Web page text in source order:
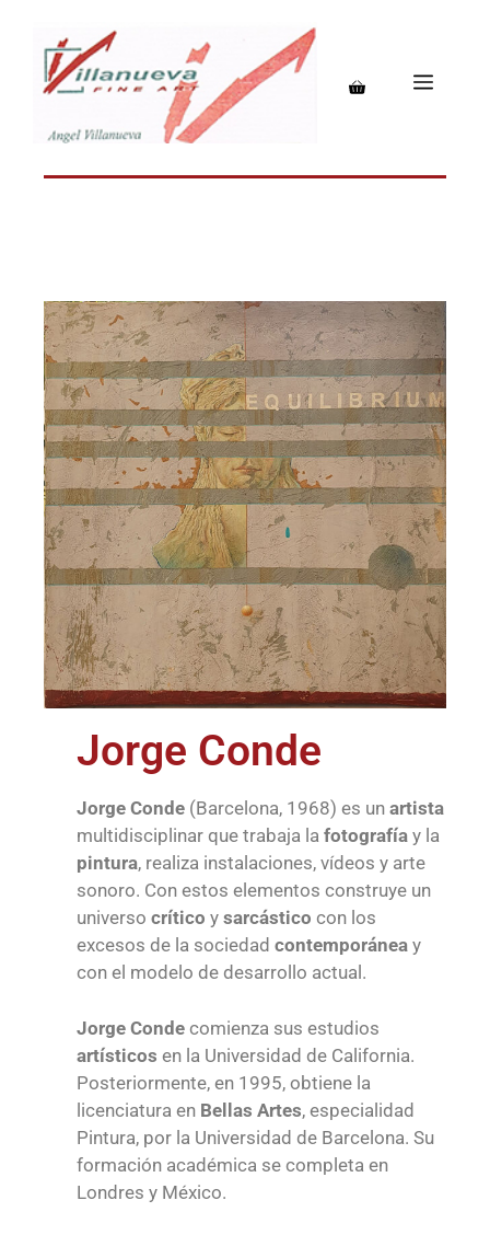
Jorge Conde
Jorge Conde (Barcelona, 1968) es un artista
multidisciplinar que trabaja la fotografía y la
pintura, realiza instalaciones, vídeos y arte
sonoro. Con estos elementos construye un
universo crítico y sarcástico con los
excesos de la sociedad contemporánea y
con el modelo de desarrollo actual.
Jorge Conde comienza sus estudios
artísticos en la Universidad de California.
Posteriormente, en 1995, obtiene la
licenciatura en Bellas Artes, especialidad
Pintura, por la Universidad de Barcelona. Su
formación académica se completa en
Londres y México.